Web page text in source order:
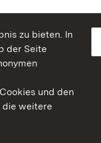
zu bieten. In
der Seite
und den
die weitere